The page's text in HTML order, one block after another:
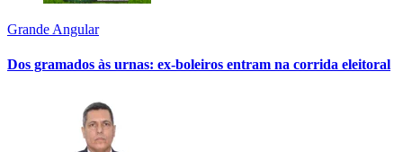
Grande Angular
Dos gramados às urnas: ex-boleiros entram na corrida eleitoral